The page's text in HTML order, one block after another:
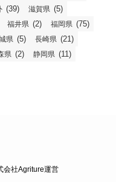
(39) 滋賀県 (5)
福井県 (2) 福岡県 (75)
県 (5) 長崎県 (21)
県 (2) 静岡県 (11)
会社Agriture運営